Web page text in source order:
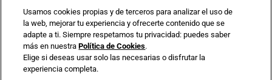
Compromiso de seguridad en pagos electrónicos
Usamos cookies propias y de terceros para analizar el uso de
la web, mejorar tu experiencia y ofrecerte contenido que se
adapte a ti. Siempre respetamos tu privacidad: puedes saber
más en nuestraPolítica de Cookies.
Elige si deseas usar solo las necesarias o disfrutar la
experiencia completa.